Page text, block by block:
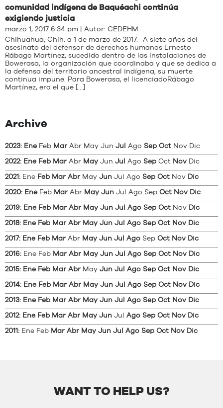
comunidad indígena de Baquéachi continúa
exigiendo justicia
marzo 1, 2017 6:34 pm | Autor: CEDEHM
Chihuahua, Chih. a 1 de marzo de 2017.- A siete años del
asesinato del defensor de derechos humanos Ernesto
Rábago Martínez, sucedido dentro de las instalaciones de
Bowerasa, la organización que coordinaba y que se dedica a
la defensa del territorio ancestral indígena, su muerte
continua impune. Para Bowerasa, el licenciadoRábago
Martínez, era el que […]
Archive
2023: Ene Feb Mar Abr May Jun Jul Ago Sep Oct Nov Dic
2022: Ene Feb Mar Abr May Jun Jul Ago Sep Oct Nov Dic
2021: Ene Feb Mar Abr May Jun Jul Ago Sep Oct Nov Dic
2020: Ene Feb Mar Abr May Jun Jul Ago Sep Oct Nov Dic
2019: Ene Feb Mar Abr May Jun Jul Ago Sep Oct Nov Dic
2018: Ene Feb Mar Abr May Jun Jul Ago Sep Oct Nov Dic
2017: Ene Feb Mar Abr May Jun Jul Ago Sep Oct Nov Dic
2016: Ene Feb Mar Abr May Jun Jul Ago Sep Oct Nov Dic
2015: Ene Feb Mar Abr May Jun Jul Ago Sep Oct Nov Dic
2014: Ene Feb Mar Abr May Jun Jul Ago Sep Oct Nov Dic
2013: Ene Feb Mar Abr May Jun Jul Ago Sep Oct Nov Dic
2012: Ene Feb Mar Abr May Jun Jul Ago Sep Oct Nov Dic
2011: Ene Feb Mar Abr May Jun Jul Ago Sep Oct Nov Dic
WANT TO HELP US?